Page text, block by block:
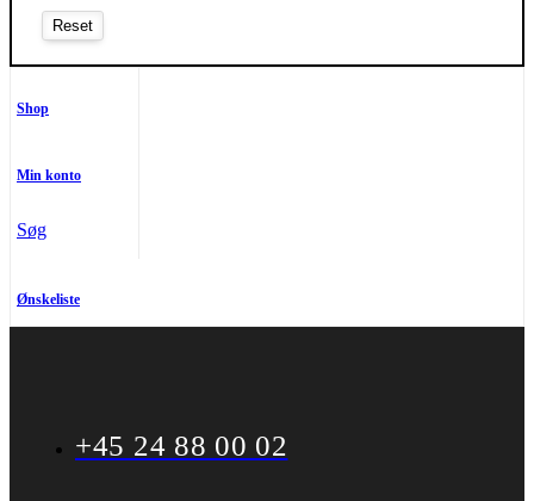
Shop
Min konto
Søg
Ønskeliste
+45 24 88 00 02